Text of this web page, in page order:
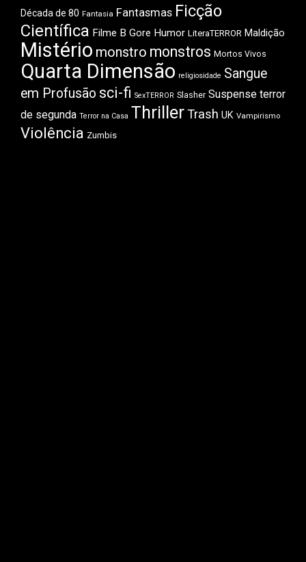
Década de 80 Fantasia Fantasmas Ficção
Científica Filme B Gore Humor LiteraTERROR Maldição
Mistério monstro monstros Mortos Vivos
Quarta Dimensão religiosidade Sangue
em Profusão sci-fi SexTERROR Slasher Suspense terror
de segunda Terror na Casa ThrillerTrash UK Vampirismo
Violência Zumbis